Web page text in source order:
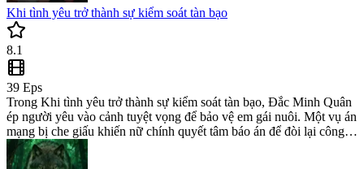
Khi tình yêu trở thành sự kiểm soát tàn bạo
8.1
39 Eps
Trong Khi tình yêu trở thành sự kiểm soát tàn bạo, Đắc Minh Quân
ép người yêu vào cảnh tuyệt vọng để bảo vệ em gái nuôi. Một vụ án
mạng bị che giấu khiến nữ chính quyết tâm báo án để đòi lại công
lý. Đọc romance novel đầy kịch tính và mystery story này ngay trên
web novel.